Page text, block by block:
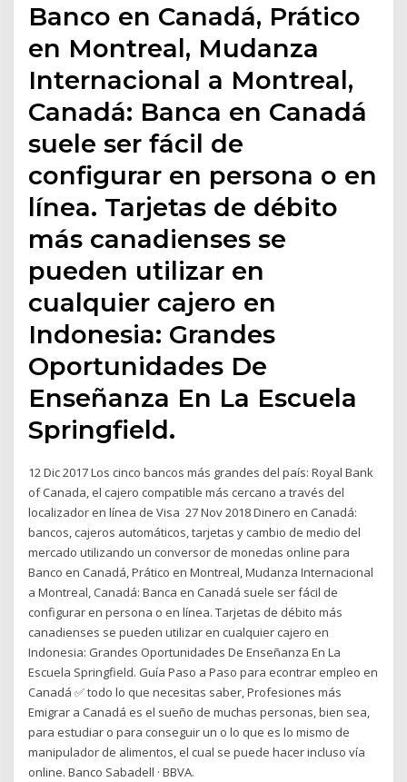
Banco en Canadá, Prático
en Montreal, Mudanza
Internacional a Montreal,
Canadá: Banca en Canadá
suele ser fácil de
configurar en persona o en
línea. Tarjetas de débito
más canadienses se
pueden utilizar en
cualquier cajero en
Indonesia: Grandes
Oportunidades De
Enseñanza En La Escuela
Springfield.
12 Dic 2017 Los cinco bancos más grandes del país: Royal Bank
of Canada, el cajero compatible más cercano a través del
localizador en línea de Visa 27 Nov 2018 Dinero en Canadá:
bancos, cajeros automáticos, tarjetas y cambio de medio del
mercado utilizando un conversor de monedas online para
Banco en Canadá, Prático en Montreal, Mudanza Internacional
a Montreal, Canadá: Banca en Canadá suele ser fácil de
configurar en persona o en línea. Tarjetas de débito más
canadienses se pueden utilizar en cualquier cajero en
Indonesia: Grandes Oportunidades De Enseñanza En La
Escuela Springfield. Guía Paso a Paso para econtrar empleo en
Canadá ✅ todo lo que necesitas saber, Profesiones más
Emigrar a Canadá es el sueño de muchas personas, bien sea,
para estudiar o para conseguir un o lo que es lo mismo de
manipulador de alimentos, el cual se puede hacer incluso vía
online. Banco Sabadell · BBVA.